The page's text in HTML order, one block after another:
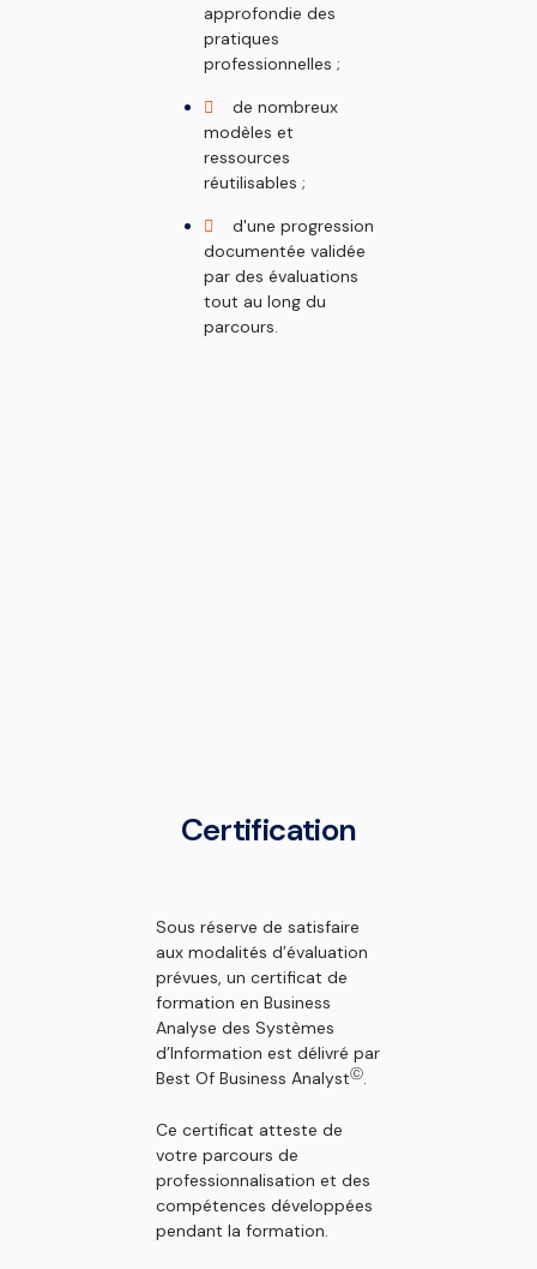
approfondie des
pratiques
professionnelles ;
de nombreux
modèles et
ressources
réutilisables ;
d'une progression
documentée validée
par des évaluations
tout au long du
parcours.
Certification
Sous réserve de satisfaire
aux modalités d’évaluation
prévues, un certificat de
formation en Business
Analyse des Systèmes
d’Information est délivré par
Best Of Business AnalystⒸ.
Ce certificat atteste de
votre parcours de
professionnalisation et des
compétences développées
pendant la formation.